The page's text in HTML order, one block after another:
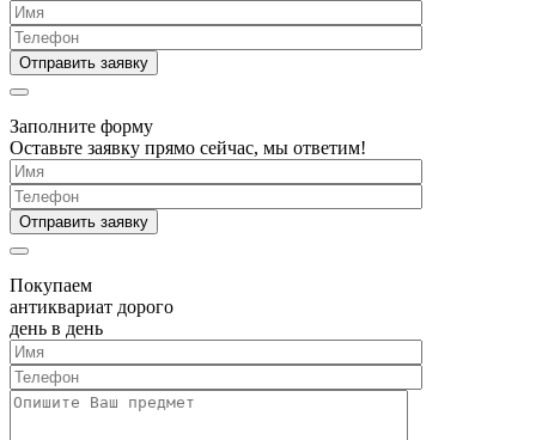
Заполните форму
Оставьте заявку прямо сейчас, мы ответим!
Покупаем
антиквариат дорого
день в день